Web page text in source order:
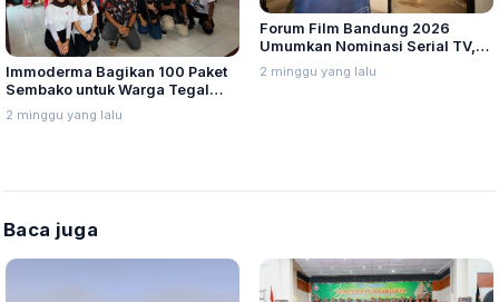
Immoderma Bagikan 100 Paket
Sembako untuk Warga Tegal
Sari Semarang
2 minggu yang lalu
Forum Film Bandung 2026
Umumkan Nominasi Serial TV,
Web Hingga Pemeran Utama
Terpuji
2 minggu yang lalu
Baca juga